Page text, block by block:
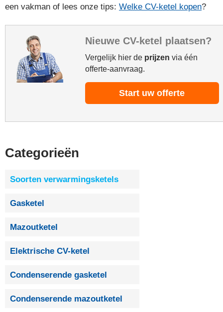
een vakman of lees onze tips: Welke CV-ketel kopen?
Nieuwe CV-ketel plaatsen?
Vergelijk hier de prijzen via één
offerte-aanvraag.
Start uw offerte
Categorieën
Soorten verwarmingsketels
Gasketel
Mazoutketel
Elektrische CV-ketel
Condenserende gasketel
Condenserende mazoutketel